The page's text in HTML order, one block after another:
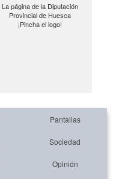
La página de la Diputación
Provincial de Huesca
¡Pincha el logo!
Pantallas
Sociedad
Opinión